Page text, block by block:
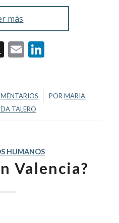
más
X EmailLinkedIn
/ PORMARIA
TALERO
HUMANOS
Valencia?